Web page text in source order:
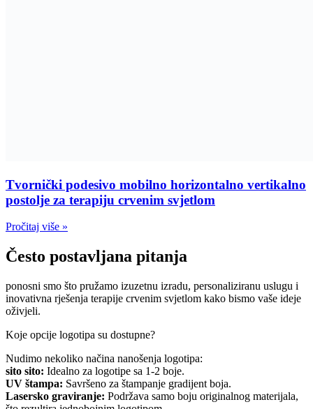
Tvornički podesivo mobilno horizontalno vertikalno
postolje za terapiju crvenim svjetlom
Pročitaj više »
Često postavljana pitanja
ponosni smo što pružamo izuzetnu izradu, personaliziranu uslugu i
inovativna rješenja terapije crvenim svjetlom kako bismo vaše ideje
oživjeli.
Koje opcije logotipa su dostupne?
Nudimo nekoliko načina nanošenja logotipa:
sito sito: Idealno za logotipe sa 1-2 boje.
UV štampa: Savršeno za štampanje gradijent boja.
Lasersko graviranje: Podržava samo boju originalnog materijala,